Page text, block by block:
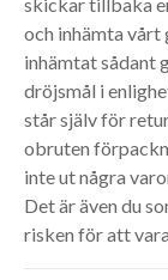
och inhämta vårt
inhämtat sådant
dröjsmål i
står själv för
obruten
inte ut några
Det är även du
risken för att